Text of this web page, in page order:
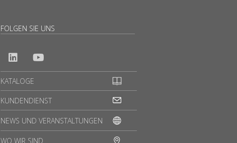
FOLGEN SIE UNS
KATALOGE
KUNDENDIENST
NEWS UND VERANSTALTUNGEN
WO WIR SIND